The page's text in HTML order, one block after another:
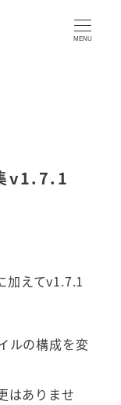
MENU
v1.7.1
加えてv1.7.1
ルの構成を変
はありませ